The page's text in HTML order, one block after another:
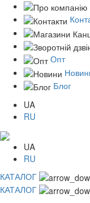
Опт
Блог
UA
RU
UA
RU
КАТАЛОГ
КАТАЛОГ